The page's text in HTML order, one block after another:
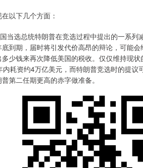
以下几个方面：
当选总统特朗普在竞选过程中提出的一系列
到期，届时将引发代价高昂的辩论，可能
少钱来再次降低美国的税收。仅仅维持现
耗资约4万亿美元，而特朗普竞选时的提
第二任期更高的赤字做准备。